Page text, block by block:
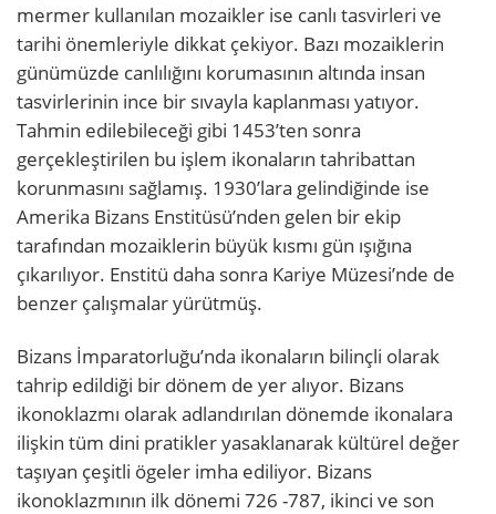
mermer kullanılan mozaikler ise canlı tasvirleri ve
tarihi önemleriyle dikkat çekiyor. Bazı mozaiklerin
günümüzde canlılığını korumasının altında insan
tasvirlerinin ince bir sıvayla kaplanması yatıyor.
Tahmin edilebileceği gibi 1453’ten sonra
gerçekleştirilen bu işlem ikonaların tahribattan
korunmasını sağlamış. 1930’lara gelindiğinde ise
Amerika Bizans Enstitüsü’nden gelen bir ekip
tarafından mozaiklerin büyük kısmı gün ışığına
çıkarılıyor. Enstitü daha sonra Kariye Müzesi’nde de
benzer çalışmalar yürütmüş.
Bizans İmparatorluğu’nda ikonaların bilinçli olarak
tahrip edildiği bir dönem de yer alıyor. Bizans
ikonoklazmı olarak adlandırılan dönemde ikonalara
ilişkin tüm dini pratikler yasaklanarak kültürel değer
taşıyan çeşitli ögeler imha ediliyor. Bizans
ikonoklazmının ilk dönemi 726 -787, ikinci ve son